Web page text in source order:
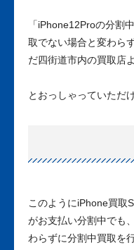
「iPhone12Proの分割
取でない場合と変わら
だ四街道市内の買取店
とおっしゃっていただ
このようにiPhone買取
がお支払い分割中でも
わらずに分割中買取を